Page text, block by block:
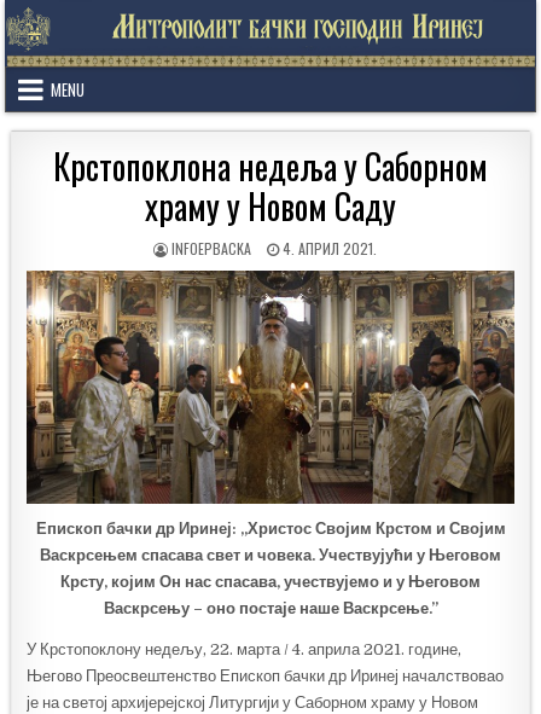
Skip
to
content
MENU
Крстопоклона недеља у Саборном
храму у Новом Саду
AUTHOR:
INFOEPBACKA
PUBLISHED
DATE:
4. АПРИЛ 2021.
Епископ бачки др Иринеј: „Христос Својим Крстом и Својим
Васкрсењем спасава свет и човека. Учествујући у Његовом
Крсту, којим Он нас спасава, учествујемо и у Његовом
Васкрсењу – оно постаје наше Васкрсење.”
У Крстопоклону недељу, 22. марта / 4. априла 2021. године,
Његово Преосвештенство Епископ бачки др Иринеј началствовао
је на светој архијерејској Литургији у Саборном храму у Новом